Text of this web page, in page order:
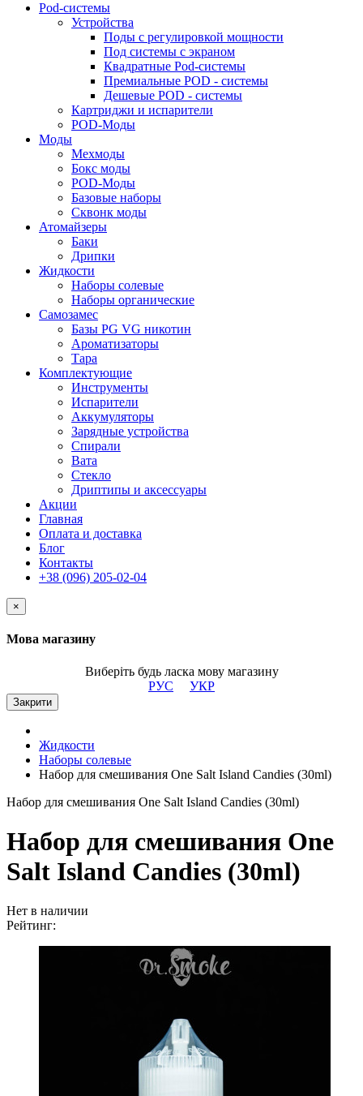
Pod-системы
Устройства
Поды с регулировкой мощности
Под системы с экраном
Квадратные Pod-системы
Премиальные POD - системы
Дешевые POD - системы
Картриджи и испарители
POD-Моды
Моды
Мехмоды
Бокс моды
POD-Моды
Базовые наборы
Сквонк моды
Атомайзеры
Баки
Дрипки
Жидкости
Наборы солевые
Наборы органические
Самозамес
Базы PG VG никотин
Ароматизаторы
Тара
Комплектующие
Инструменты
Испарители
Аккумуляторы
Зарядные устройства
Спирали
Вата
Стекло
Дриптипы и аксессуары
Акции
Главная
Оплата и доставка
Блог
Контакты
+38 (096) 205-02-04
×
Мова магазину
Виберіть будь ласка мову магазину
РУС
УКР
Закрити
Жидкости
Наборы солевые
Набор для смешивания One Salt Island Candies (30ml)
Набор для смешивания One Salt Island Candies (30ml)
Набор для смешивания One
Salt Island Candies (30ml)
Нет в наличии
Рейтинг: